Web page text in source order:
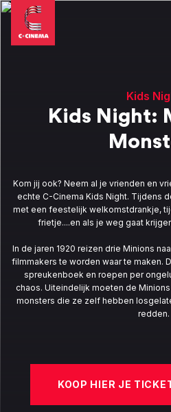
Kids
Kids Night:
Kom jij ook? Neem al je vrienden en
echte C-Cinema Kids Night. Tijdens
met een feestelijk welkomstdrankje,
frietje....en als je weg gaat
In de jaren 1920 reizen drie Minions
filmmakers te worden waar te maken.
spreukenboek en roepen per
chaos. Uiteindelijk moeten de
monsters die ze zelf hebben
redden.
KOOP HIER JE